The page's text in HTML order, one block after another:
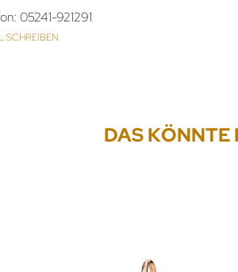
05241-921291
SCHREIBEN
DAS KÖNNTE